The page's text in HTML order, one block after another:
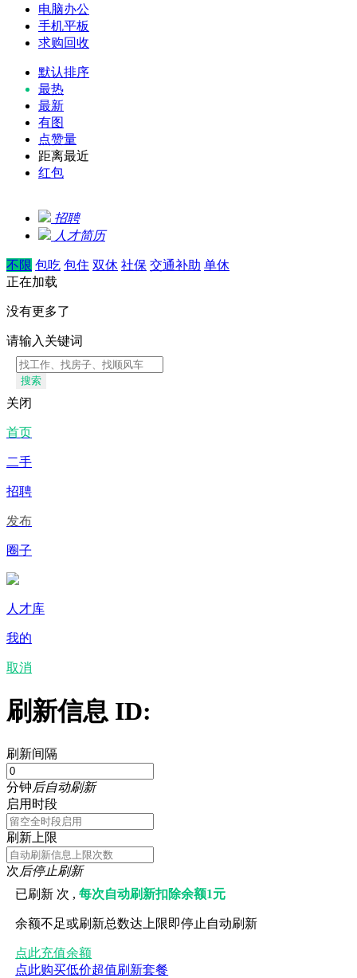
电脑办公
手机平板
求购回收
默认排序
最热
最新
有图
点赞量
距离最近
红包
招聘
人才简历
不限 包吃 包住 双休 社保 交通补助 单休
正在加载
没有更多了
请输入关键词
搜索
关闭
首页
二手
招聘
发布
圈子
人才库
我的
取消
刷新信息 ID:
刷新间隔
分钟后自动刷新
启用时段
刷新上限
次后停止刷新
已刷新 次 ,每次自动刷新扣除余额1元
余额不足或刷新总数达上限即停止自动刷新
点此充值余额
点此购买低价超值刷新套餐